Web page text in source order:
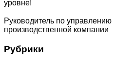
уровне!
Руководитель по
производственной компании
Рубрики